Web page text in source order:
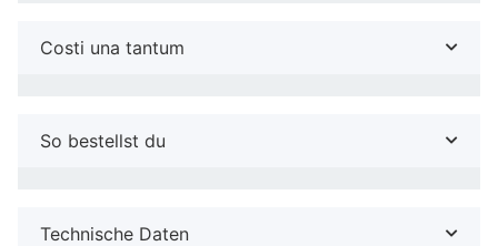
Costi una tantum
So bestellst du
Technische Daten